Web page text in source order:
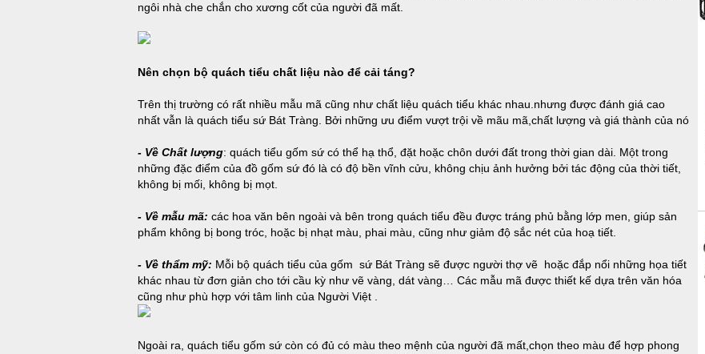
ngôi nhà che chắn cho xương cốt của người đã mất.
Nên chọn bộ quách tiểu chất liệu nào để cải táng?
Trên thị trường có rất nhiều mẫu mã cũng như chất liệu quách tiểu khác nhau.nhưng được đánh giá cao
nhất vẫn là quách tiểu sứ Bát Tràng. Bởi những ưu điểm vượt trội về mãu mã,chất lượng và giá thành của nó
- Về Chất lượng: quách tiểu gốm sứ có thể hạ thổ, đặt hoặc chôn dưới đất trong thời gian dài. Một trong
những đặc điểm của đồ gốm sứ đó là có độ bền vĩnh cửu, không chịu ảnh hưởng bởi tác động của thời tiết,
không bị mối, không bị mọt.
- Về mẫu mã: các hoa văn bên ngoài và bên trong quách tiểu đều được tráng phủ bằng lớp men, giúp sản
phẩm không bị bong tróc, hoặc bị nhạt màu, phai màu, cũng như giảm độ sắc nét của hoạ tiết.
- Về thẩm mỹ: Mỗi bộ quách tiểu của gốm sứ Bát Tràng sẽ được người thợ vẽ hoặc đắp nổi những họa tiết
khác nhau từ đơn giản cho tới cầu kỳ như vẽ vàng, dát vàng… Các mẫu mã được thiết kế dựa trên văn hóa
cũng như phù hợp với tâm linh của Người Việt .
Ngoài ra, quách tiểu gốm sứ còn có đủ có màu theo mệnh của người đã mất,chọn theo màu để hợp phong